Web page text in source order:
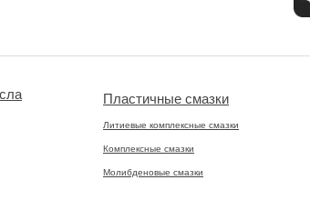
Пластичные смазки
Литиевые комплексные смазки
Комплексные смазки
Молибденовые смазки